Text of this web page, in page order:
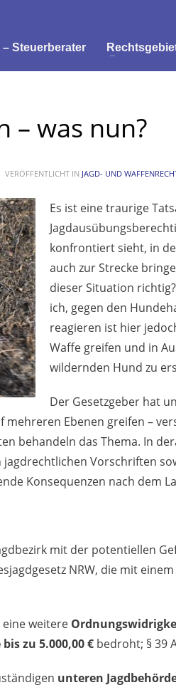
Steuerberater
– was nun?
VERÖFFENTLICHT IN JAGD- UND
Es ist eine traurige
konfrontiert sieht, in
auch zur Strecke
dieser Situation
ich, gegen den
reagieren ist hier
Waffe greifen und in
wildernden Hund zu
Der Gesetzgeber hat
mehreren Ebenen greifen –
behandeln das Thema. In
Vorschriften
Konsequenzen nach dem
mit der potentiellen
NRW, die mit einem
eine weitere
zu 5.000,00 € bedroht; § 39
unteren